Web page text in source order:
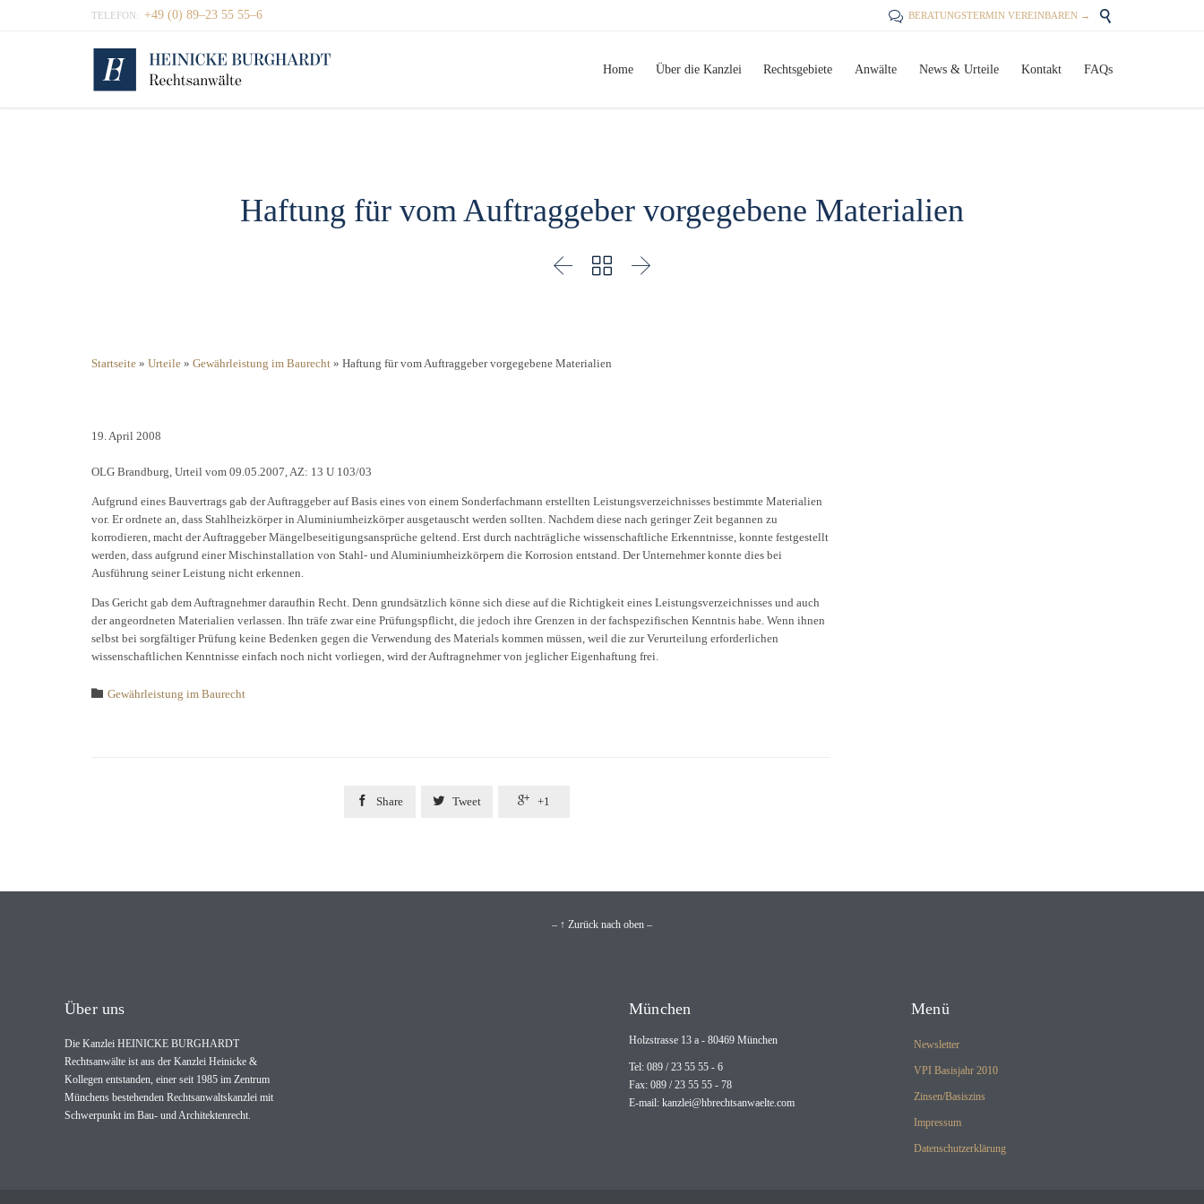
TELEFON: +49 (0) 89–23 55 55–6  BERATUNGSTERMIN VEREINBAREN → 
Home Über die Kanzlei Rechtsgebiete Anwälte News & Urteile Kontakt FAQs
Haftung für vom Auftraggeber vorgegebene Materialien
  
Startseite » Urteile » Gewährleistung im Baurecht » Haftung für vom Auftraggeber vorgegebene Materialien
19. April 2008
OLG Brandburg, Urteil vom 09.05.2007, AZ: 13 U 103/03
Aufgrund eines Bauvertrags gab der Auftraggeber auf Basis eines von einem Sonderfachmann erstellten Leistungsverzeichnisses bestimmte Materialien
vor. Er ordnete an, dass Stahlheizkörper in Aluminiumheizkörper ausgetauscht werden sollten. Nachdem diese nach geringer Zeit begannen zu
korrodieren, macht der Auftraggeber Mängelbeseitigungsansprüche geltend. Erst durch nachträgliche wissenschaftliche Erkenntnisse, konnte festgestellt
werden, dass aufgrund einer Mischinstallation von Stahl- und Aluminiumheizkörpern die Korrosion entstand. Der Unternehmer konnte dies bei
Ausführung seiner Leistung nicht erkennen.
Das Gericht gab dem Auftragnehmer daraufhin Recht. Denn grundsätzlich könne sich diese auf die Richtigkeit eines Leistungsverzeichnisses und auch
der angeordneten Materialien verlassen. Ihn träfe zwar eine Prüfungspflicht, die jedoch ihre Grenzen in der fachspezifischen Kenntnis habe. Wenn ihnen
selbst bei sorgfältiger Prüfung keine Bedenken gegen die Verwendung des Materials kommen müssen, weil die zur Verurteilung erforderlichen
wissenschaftlichen Kenntnisse einfach noch nicht vorliegen, wird der Auftragnehmer von jeglicher Eigenhaftung frei.
 Category
Gewährleistung im Baurecht
 Share  Tweet  +1
– ↑ Zurück nach oben –
Über uns
Die Kanzlei HEINICKE BURGHARDT
Rechtsanwälte ist aus der Kanzlei Heinicke &
Kollegen entstanden, einer seit 1985 im Zentrum
Münchens bestehenden Rechtsanwaltskanzlei mit
Schwerpunkt im Bau- und Architektenrecht.
München
Holzstrasse 13 a - 80469 München
Tel: 089 / 23 55 55 - 6
Fax: 089 / 23 55 55 - 78
E-mail: kanzlei@hbrechtsanwaelte.com
Menü
Newsletter
VPI Basisjahr 2010
Zinsen/Basiszins
Impressum
Datenschutzerklärung